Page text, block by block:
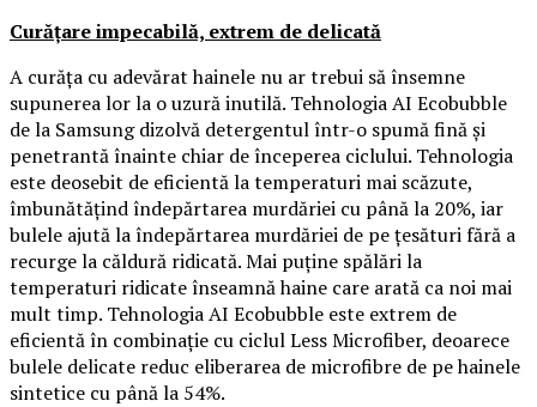
Curățare impecabilă, extrem de delicată
A curăța cu adevărat hainele nu ar trebui să însemne
supunerea lor la o uzură inutilă. Tehnologia AI Ecobubble
de la Samsung dizolvă detergentul într-o spumă fină și
penetrantă înainte chiar de începerea ciclului. Tehnologia
este deosebit de eficientă la temperaturi mai scăzute,
îmbunătățind îndepărtarea murdăriei cu până la 20%, iar
bulele ajută la îndepărtarea murdăriei de pe țesături fără a
recurge la căldură ridicată. Mai puține spălări la
temperaturi ridicate înseamnă haine care arată ca noi mai
mult timp. Tehnologia AI Ecobubble este extrem de
eficientă în combinație cu ciclul Less Microfiber, deoarece
bulele delicate reduc eliberarea de microfibre de pe hainele
sintetice cu până la 54%.